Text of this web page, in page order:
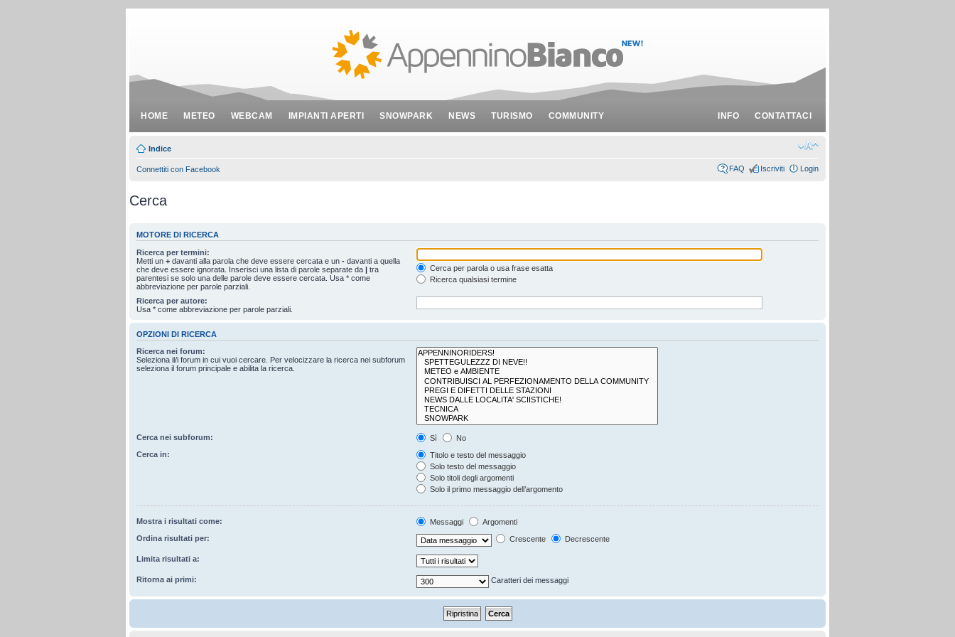
HOME METEO WEBCAM IMPIANTI APERTI SNOWPARK NEWS TURISMO COMMUNITY INFO CONTATTACI
Indice
Connettiti con Facebook FAQ Iscriviti Login
Cerca
MOTORE DI RICERCA
Ricerca per termini:
Metti un + davanti alla parola che deve essere cercata e un - davanti a quella
che deve essere ignorata. Inserisci una lista di parole separate da | tra
parentesi se solo una delle parole deve essere cercata. Usa * come
abbreviazione per parole parziali.
Cerca per parola o usa frase esatta
Ricerca qualsiasi termine
Ricerca per autore:
Usa * come abbreviazione per parole parziali.
OPZIONI DI RICERCA
Ricerca nei forum:
Seleziona il/i forum in cui vuoi cercare. Per velocizzare la ricerca nei subforum
seleziona il forum principale e abilita la ricerca.
Cerca nei subforum: Sì
No
Cerca in:
Titolo e testo del messaggio
Solo testo del messaggio
Solo titoli degli argomenti
Solo il primo messaggio dell’argomento
Mostra i risultati come: Messaggi
Argomenti
Ordina risultati per:
Crescente Decrescente
Limita risultati a:
Ritorna ai primi: Caratteri dei messaggi